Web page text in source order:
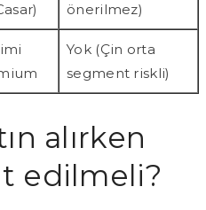
önerilmez)
Yok (Çin orta
segment riskli)
alırken
edilmeli?